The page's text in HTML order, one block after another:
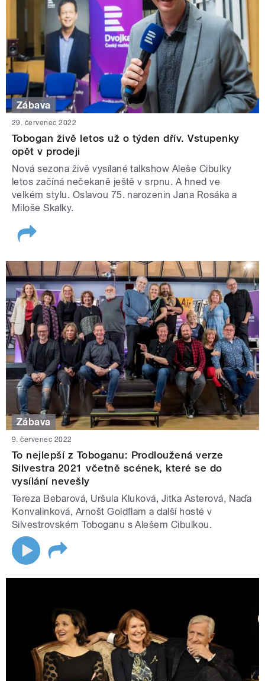
Zábava
29. červenec 2022
Tobogan živě letos už o týden dřív. Vstupenky
opět v prodeji
Nová sezona živě vysílané talkshow Aleše Cibulky
letos začíná nečekaně ještě v srpnu. A hned ve
velkém stylu. Oslavou 75. narozenin Jana Rosáka a
Miloše Skalky.
Zábava
9. červenec 2022
To nejlepší z Toboganu: Prodloužená verze
Silvestra 2021 včetně scének, které se do
vysílání nevešly
Tereza Bebarová, Uršula Kluková, Jitka Asterová, Naďa
Konvalinková, Arnošt Goldflam a další hosté v
Silvestrovském Toboganu s Alešem Cibulkou.